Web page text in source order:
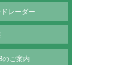
レーダー
のご案内